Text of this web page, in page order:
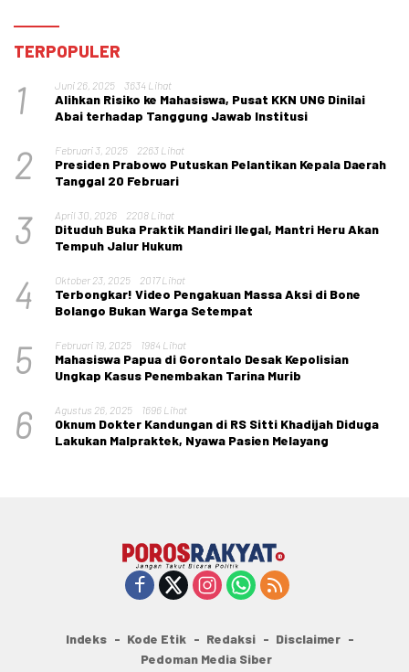
TERPOPULER
1 Juni 26, 2025 3634 Lihat
Alihkan Risiko ke Mahasiswa, Pusat KKN UNG Dinilai
Abai terhadap Tanggung Jawab Institusi
2 Februari 3, 2025 2263 Lihat
Presiden Prabowo Putuskan Pelantikan Kepala Daerah
Tanggal 20 Februari
3 April 30, 2026 2208 Lihat
Dituduh Buka Praktik Mandiri Ilegal, Mantri Heru Akan
Tempuh Jalur Hukum
4 Oktober 23, 2025 2017 Lihat
Terbongkar! Video Pengakuan Massa Aksi di Bone
Bolango Bukan Warga Setempat
5 Februari 19, 2025 1984 Lihat
Mahasiswa Papua di Gorontalo Desak Kepolisian
Ungkap Kasus Penembakan Tarina Murib
6 Agustus 26, 2025 1696 Lihat
Oknum Dokter Kandungan di RS Sitti Khadijah Diduga
Lakukan Malpraktek, Nyawa Pasien Melayang
Indeks Kode Etik Redaksi
Disclaimer
Pedoman Media Siber